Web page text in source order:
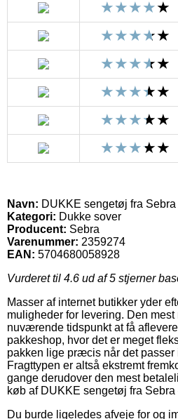
Navn: DUKKE sengetøj fra
Kategori: Dukke sover
Producent: Sebra
Varenummer: 2359274
EAN: 5704680058928
Vurderet til 4.6 ud af 5 stjerner
Masser af internet butikker yder
muligheder for levering. Den mest
nuværende tidspunkt at få
pakkeshop, hvor det er meget
pakken lige præcis når det passer
Fragttypen er altså ekstremt
gange derudover den mest
køb af DUKKE sengetøj fra
Du burde ligeledes afveje for og